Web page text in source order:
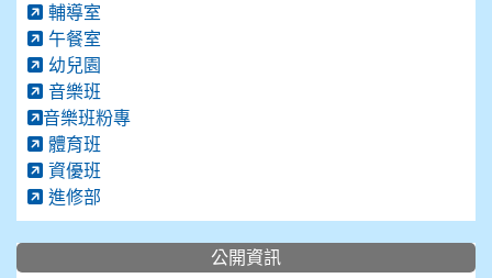
輔導室
午餐室
幼兒園
音樂班
音樂班粉專
體育班
資優班
進修部
公開資訊